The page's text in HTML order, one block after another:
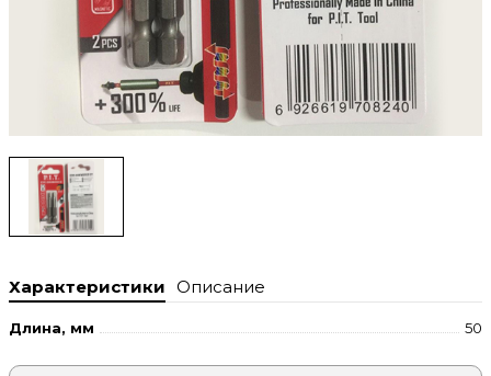
Характеристики Описание
Длина, мм 50